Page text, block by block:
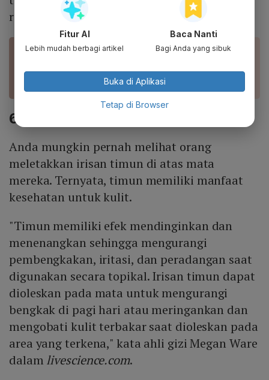
rendah.
BACA JUGA
6. Menjaga kesehatan kulit mata
Anda mungkin pernah melihat orang
meletakkan irisan timun di atas mata
mereka. Ternyata, timun memiliki manfaat
kesehatan untuk kulit.
"Timun memiliki efek mendinginkan dan
menenangkan sehingga mengurangi
pembengkakan, iritasi, dan peradangan saat
digunakan secara topikal. Irisan timun dapat
dioleskan pada mata untuk mengurangi
bengkak di pagi hari atau meringankan dan
mengobati kulit terbakar saat dioleskan pada
area yang terkena," kata ahli gizi Megan Ware
dalam livescience.com.
Fitur AI
Lebih mudah berbagi artikel
Baca Nanti
Bagi Anda yang sibuk
Buka di Aplikasi
Tetap di Browser